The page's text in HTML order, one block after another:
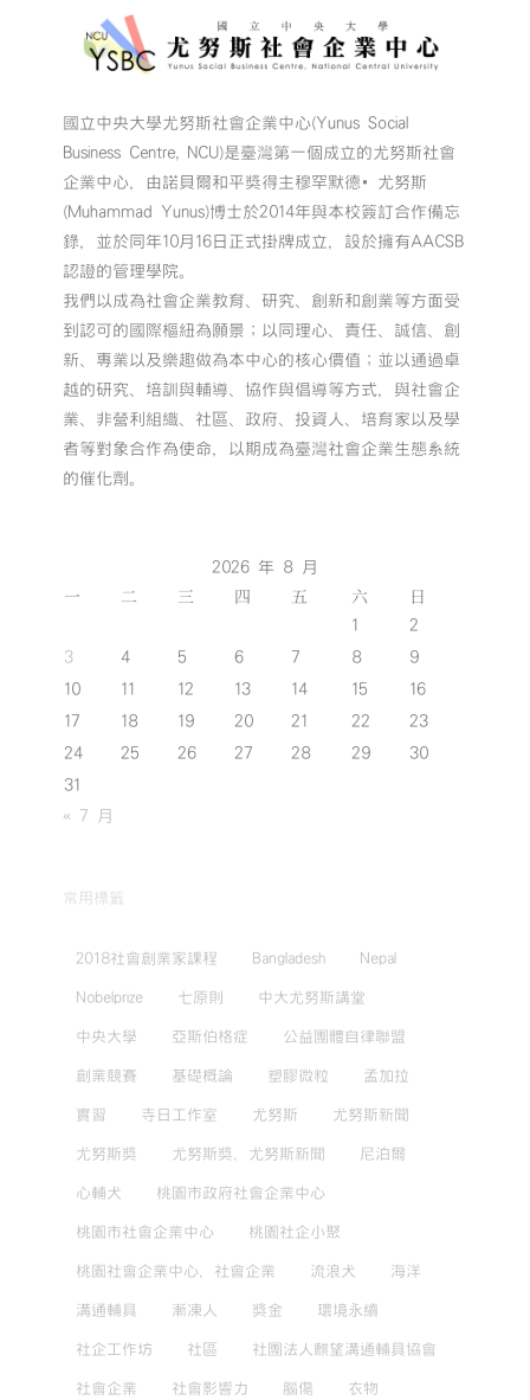
國立中央大學尤努斯社會企業中心(Yunus Social
Business Centre, NCU)是臺灣第一個成立的尤努斯社會
企業中心，由諾貝爾和平獎得主穆罕默德•尤努斯
(Muhammad Yunus)博士於2014年與本校簽訂合作備忘
錄，並於同年10月16日正式掛牌成立，設於擁有AACSB
認證的管理學院。
我們以成為社會企業教育、研究、創新和創業等方面受
到認可的國際樞紐為願景；以同理心、責任、誠信、創
新、專業以及樂趣做為本中心的核心價值；並以通過卓
越的研究、培訓與輔導、協作與倡導等方式，與社會企
業、非營利組織、社區、政府、投資人、培育家以及學
者等對象合作為使命，以期成為臺灣社會企業生態系統
的催化劑。
2026 年 8 月
一 二 三 四 五 六 日
1
2
3
4 5 6 7 8
9
10
11 12 13 14 15
16
17
18 19 20 21 22
23
24
25 26 27 28 29
30
31
« 7 月
常用標籤
2018社會創業家課程 Bangladesh Nepal
Nobelprize 七原則 中大尤努斯講堂
中央大學 亞斯伯格症 公益團體自律聯盟
創業競賽 基礎概論 塑膠微粒 孟加拉
實習 寺日工作室 尤努斯 尤努斯新聞
尤努斯獎 尤努斯獎，尤努斯新聞 尼泊爾
心輔犬 桃園市政府社會企業中心
桃園市社會企業中心 桃園社企小聚
桃園社會企業中心，社會企業 流浪犬 海洋
溝通輔具 漸凍人 獎金 環境永續
社企工作坊 社區 社團法人麒望溝通輔具協會
社會企業 社會影響力 腦傷 衣物